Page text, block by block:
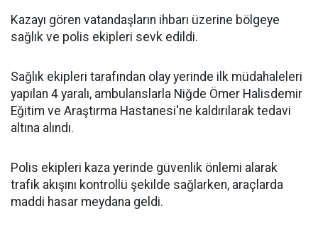
Kazayı gören vatandaşların ihbarı üzerine bölgeye
sağlık ve polis ekipleri sevk edildi.
Sağlık ekipleri tarafından olay yerinde ilk müdahaleleri
yapılan 4 yaralı, ambulanslarla Niğde Ömer Halisdemir
Eğitim ve Araştırma Hastanesi'ne kaldırılarak tedavi
altına alındı.
Polis ekipleri kaza yerinde güvenlik önlemi alarak
trafik akışını kontrollü şekilde sağlarken, araçlarda
maddi hasar meydana geldi.